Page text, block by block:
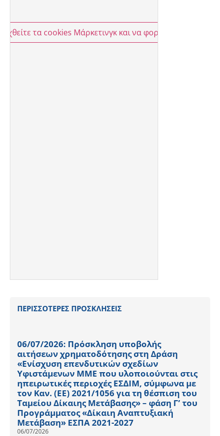
τα cookies Μάρκετινγκ και να φορτώσετε αυτό το
ΠΕΡΙΣΣΟΤΕΡΕΣ ΠΡΟΣΚΛΗΣΕΙΣ
06/07/2026: Πρόσκληση υποβολής
αιτήσεων χρηματοδότησης στη Δράση
«Ενίσχυση επενδυτικών σχεδίων
Υφιστάμενων ΜΜΕ που υλοποιούνται στις
ηπειρωτικές περιοχές ΕΣΔΙΜ, σύμφωνα με
τον Καν. (ΕΕ) 2021/1056 για τη θέσπιση του
Ταμείου Δίκαιης Μετάβασης» – φάση Γ’ του
Προγράμματος «Δίκαιη Αναπτυξιακή
Μετάβαση» ΕΣΠΑ 2021-2027
06/07/2026